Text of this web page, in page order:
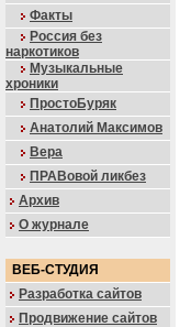
Факты
Россия без
наркотиков
Музыкальные
хроники
ПростоБуряк
Анатолий Максимов
Вера
ПРАВовой ликбез
Архив
О журнале
ВЕБ-СТУДИЯ
Разработка сайтов
Продвижение сайтов